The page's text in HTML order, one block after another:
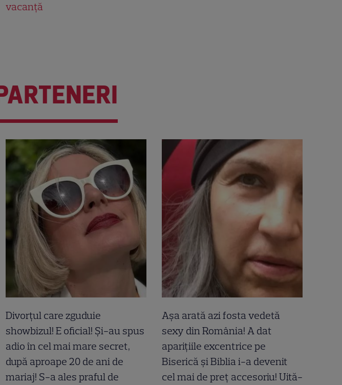
vacanță
Divorțul care zguduie
showbizul! E oficial! Și-au spus
adio în cel mai mare secret,
după aproape 20 de ani de
mariaj! S-a ales praful de
Așa arată azi fosta vedetă
sexy din România! A dat
aparițiile excentrice pe
Biserică și Biblia i-a devenit
cel mai de preț accesoriu! Uită-